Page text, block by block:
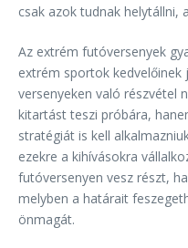
csak azok tudnak helytállni,
Az extrém futóversenyek
extrém sportok kedvelőinek
versenyeken való részvétel
kitartást teszi próbára,
stratégiát is kell
ezekre a kihívásokra
futóversenyen vesz részt,
melyben a határait
önmagát.